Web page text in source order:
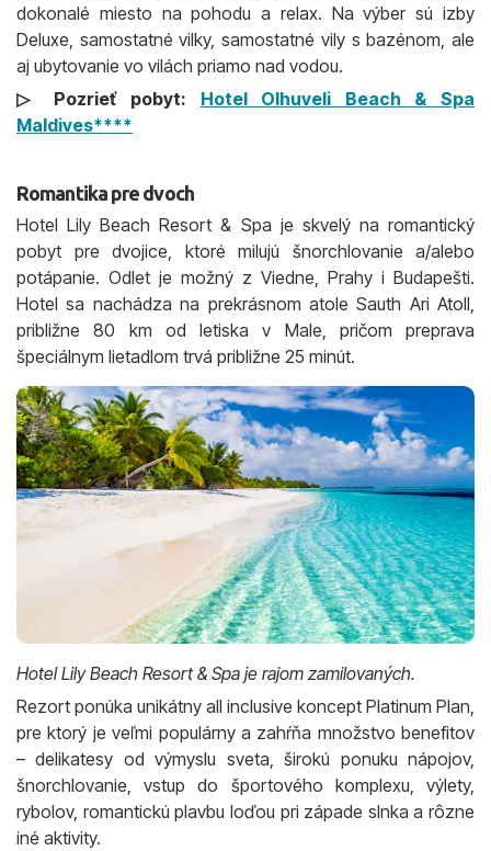
dokonalé miesto na pohodu a relax. Na výber sú izby
Deluxe, samostatné vilky, samostatné vily s bazénom, ale
aj ubytovanie vo vilách priamo nad vodou.
▷ Pozrieť pobyt: Hotel Olhuveli Beach & Spa
Maldives****
Romantika pre dvoch
Hotel Lily Beach Resort & Spa je skvelý na romantický
pobyt pre dvojice, ktoré milujú šnorchlovanie a/alebo
potápanie. Odlet je možný z Viedne, Prahy i Budapešti.
Hotel sa nachádza na prekrásnom atole Sauth Ari Atoll,
približne 80 km od letiska v Male, pričom preprava
špeciálnym lietadlom trvá približne 25 minút.
Hotel Lily Beach Resort & Spa je rajom zamilovaných.
Rezort ponúka unikátny all inclusive koncept Platinum Plan,
pre ktorý je veľmi populárny a zahŕňa množstvo benefitov
– delikatesy od výmyslu sveta, širokú ponuku nápojov,
šnorchlovanie, vstup do športového komplexu, výlety,
rybolov, romantickú plavbu loďou pri západe slnka a rôzne
iné aktivity.